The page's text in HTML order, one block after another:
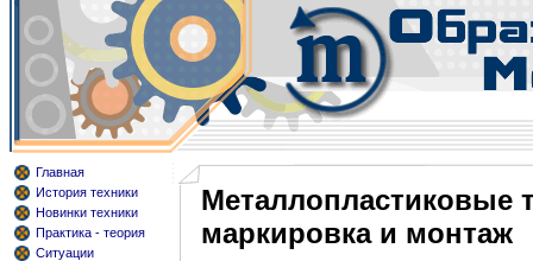
Главная
История техники
Новинки техники
Практика - теория
Ситуации
Металлопластиковые
маркировка и монтаж